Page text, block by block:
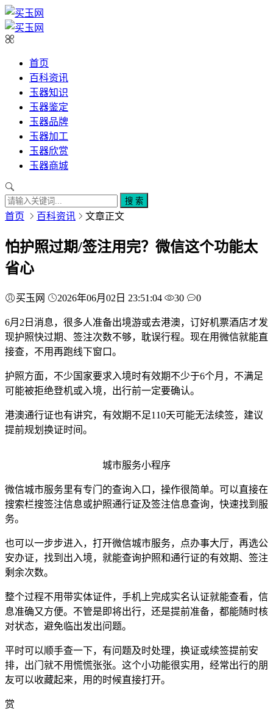
首页
百科资讯
玉器知识
玉器鉴定
玉器品牌
玉器加工
玉器欣赏
玉器商城
搜 索
首页 百科资讯 文章正文
怕护照过期/签注用完？微信这个功能太
省心
买玉网 2026年06月02日 23:51:04 30 0
6月2日消息，很多人准备出境游或去港澳，订好机票酒店才发
现护照快过期、签注次数不够，耽误行程。现在用微信就能直
接查，不用再跑线下窗口。
护照方面，不少国家要求入境时有效期不少于6个月，不满足
可能被拒绝登机或入境，出行前一定要确认。
港澳通行证也有讲究，有效期不足110天可能无法续签，建议
提前规划换证时间。
城市服务小程序
微信城市服务里有专门的查询入口，操作很简单。可以直接在
搜索栏搜签注信息或护照通行证及签注信息查询，快速找到服
务。
也可以一步步进入，打开微信城市服务，点办事大厅，再选公
安办证，找到出入境，就能查询护照和通行证的有效期、签注
剩余次数。
整个过程不用带实体证件，手机上完成实名认证就能查看，信
息准确又方便。不管是即将出行，还是提前准备，都能随时核
对状态，避免临出发出问题。
平时可以顺手查一下，有问题及时处理，换证或续签提前安
排，出门就不用慌慌张张。这个小功能很实用，经常出行的朋
友可以收藏起来，用的时候直接打开。
赏